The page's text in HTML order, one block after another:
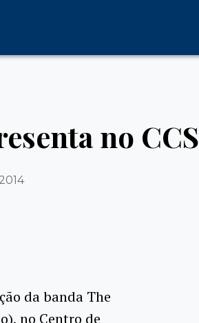
no CCS
da banda The
no Centro de